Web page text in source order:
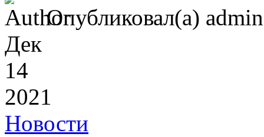
Опубликовал(а)
Дек
14
2021
Новости